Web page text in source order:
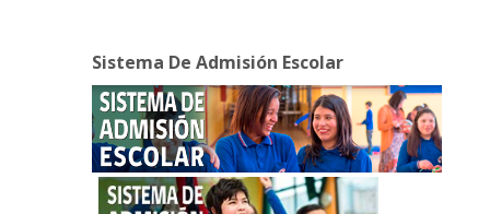
Sistema De Admisión Escolar